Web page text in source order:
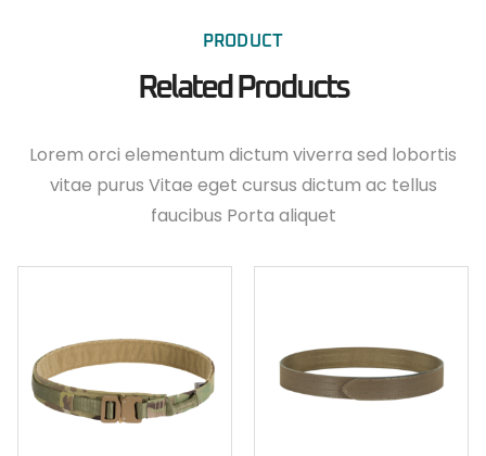
PRODUCT
Related Products
Lorem orci elementum dictum viverra sed lobortis
vitae purus Vitae eget cursus dictum ac tellus
faucibus Porta aliquet